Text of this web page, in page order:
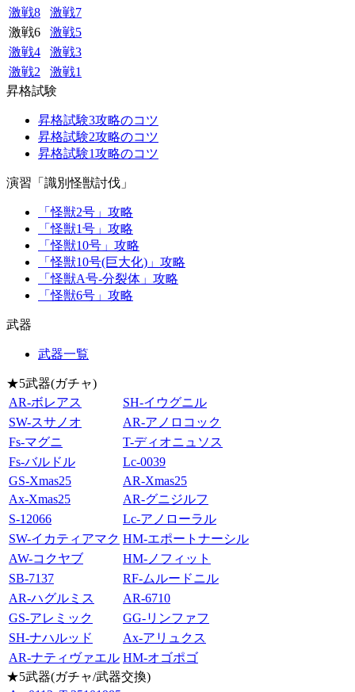
激戦8
激戦7
激戦6
激戦5
激戦4
激戦3
激戦2
激戦1
昇格試験
昇格試験3攻略のコツ
昇格試験2攻略のコツ
昇格試験1攻略のコツ
演習「識別怪獣討伐」
「怪獣2号」攻略
「怪獣1号」攻略
「怪獣10号」攻略
「怪獣10号(巨大化)」攻略
「怪獣A号-分裂体」攻略
「怪獣6号」攻略
武器
武器一覧
★5武器(ガチャ)
AR-ボレアス
SH‐イウグニル
SW-スサノオ
AR-アノロコック
Fs-マグニ
T-ディオニュソス
Fs-バルドル
Lc-0039
GS-Xmas25
AR-Xmas25
Ax-Xmas25
AR-グニジルフ
S-12066
Lc-アノローラル
SW-イカティアマク HM-エポートナーシル
AW-コクヤブ
HM-ノフィット
SB-7137
RF-ムルードニル
AR-ハグルミス
AR-6710
GS-アレミック
GG-リンファフ
SH-ナハルッド
Ax-アリュクス
AR-ナティヴァエル HM-オゴポゴ
★5武器(ガチャ/武器交換)